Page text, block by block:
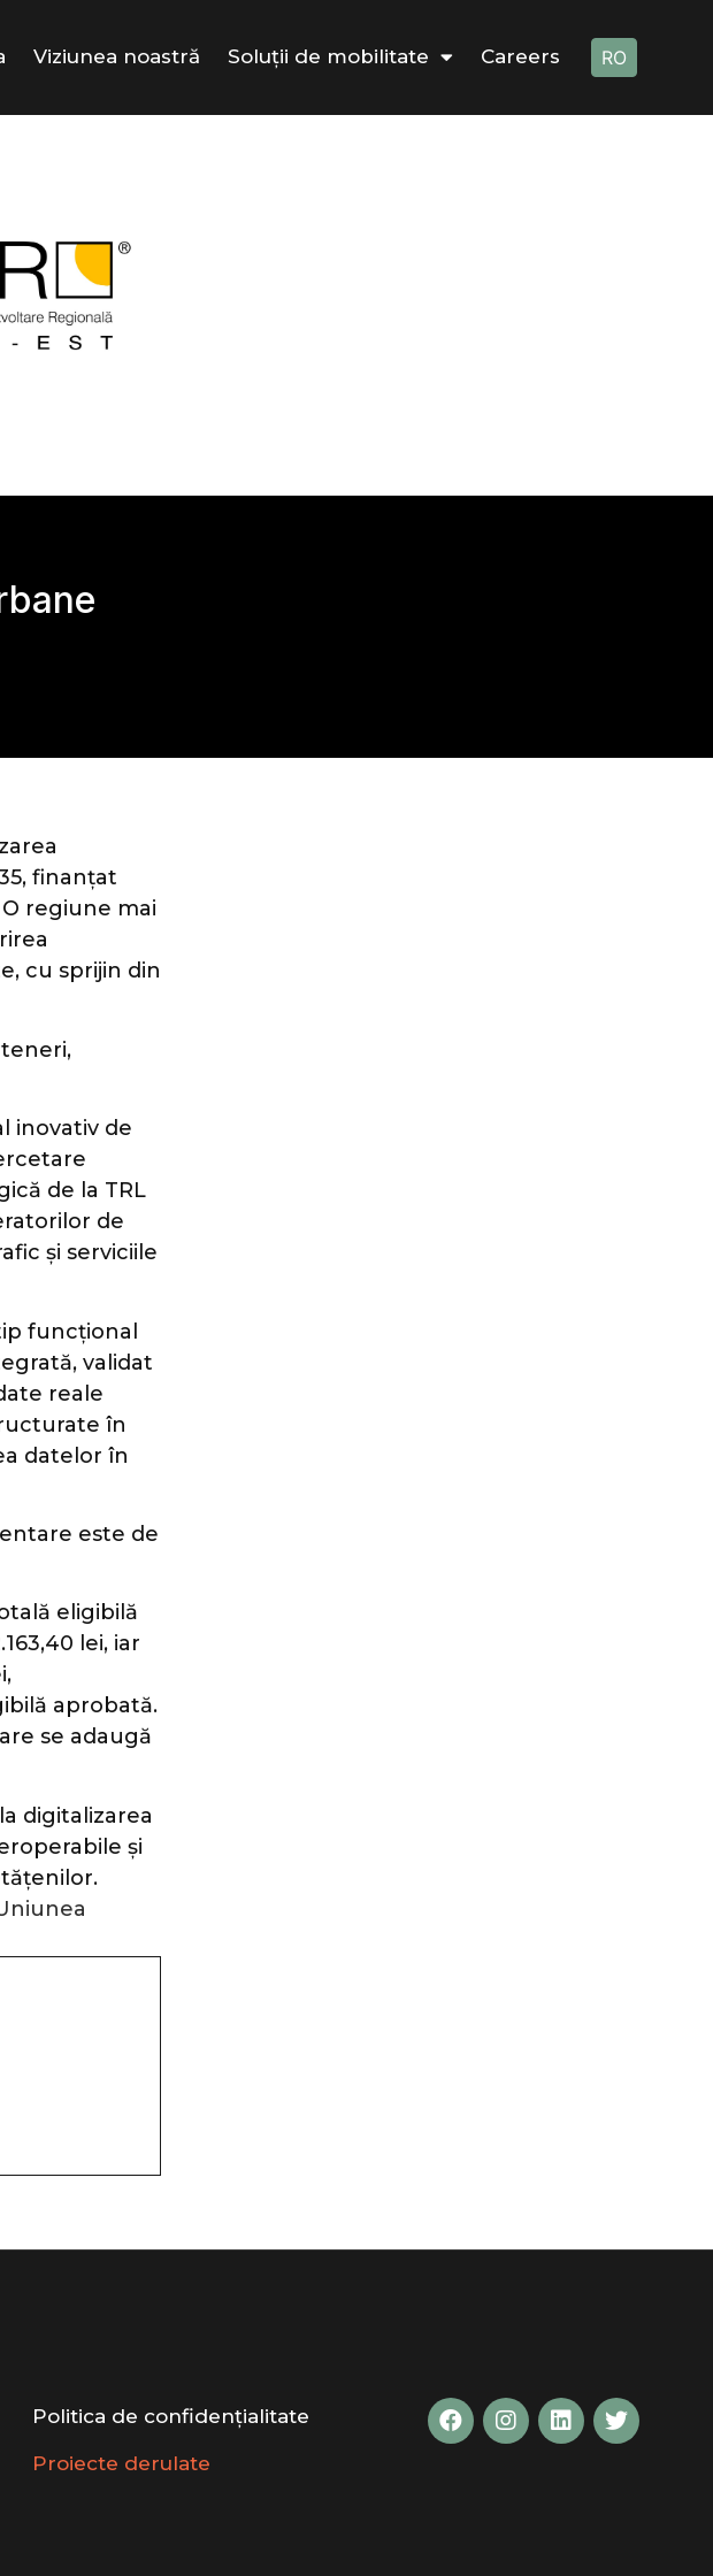
RO
Viziunea noastră Soluții de mobilitate Careers
finanțat
regiune mai
cu sprijin din
inovativ de
de la TRL
de
și serviciile
funcțional
validat
reale
în
datelor în
este de
eligibilă
lei, iar
aprobată.
se adaugă
digitalizarea
și
Politica de confidențialitate
Proiecte derulate